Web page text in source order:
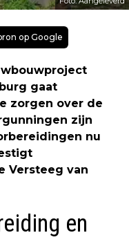
op Google
gaat
zorgen over de
zijn
nu
Versteeg van
en